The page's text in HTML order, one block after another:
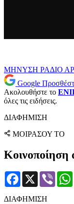
ΜΗΝΥΣΗ ΡΑΔΙΟ
Google
Ακολουθήστε το
όλες τις ειδήσεις.
ΔΙΑΦΗΜΙΣΗ
ΜΟΙΡΑΣΟΥ ΤΟ
Κοινοποίηση
Facebook
X Viber
ΔΙΑΦΗΜΙΣΗ